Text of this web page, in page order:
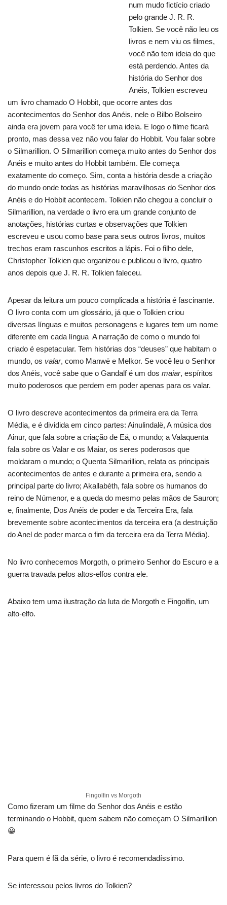
num mudo fictício criado
pelo grande J. R. R.
Tolkien. Se você não leu os
livros e nem viu os filmes,
você não tem ideia do que
está perdendo. Antes da
história do Senhor dos
Anéis, Tolkien escreveu
um livro chamado O Hobbit, que ocorre antes dos
acontecimentos do Senhor dos Anéis, nele o Bilbo Bolseiro
ainda era jovem para você ter uma ideia. E logo o filme ficará
pronto, mas dessa vez não vou falar do Hobbit. Vou falar sobre
o Silmarillion. O Silmarillion começa muito antes do Senhor dos
Anéis e muito antes do Hobbit também. Ele começa
exatamente do começo. Sim, conta a história desde a criação
do mundo onde todas as histórias maravilhosas do Senhor dos
Anéis e do Hobbit acontecem. Tolkien não chegou a concluir o
Silmarillion, na verdade o livro era um grande conjunto de
anotações, histórias curtas e observações que Tolkien
escreveu e usou como base para seus outros livros, muitos
trechos eram rascunhos escritos a lápis. Foi o filho dele,
Christopher Tolkien que organizou e publicou o livro, quatro
anos depois que J. R. R. Tolkien faleceu.
Apesar da leitura um pouco complicada a história é fascinante.
O livro conta com um glossário, já que o Tolkien criou
diversas línguas e muitos personagens e lugares tem um nome
diferente em cada língua A narração de como o mundo foi
criado é espetacular. Tem histórias dos “deuses” que habitam o
mundo, os valar, como Manwë e Melkor. Se você leu o Senhor
dos Anéis, você sabe que o Gandalf é um dos maiar, espíritos
muito poderosos que perdem em poder apenas para os valar.
O livro descreve acontecimentos da primeira era da Terra
Média, e é dividida em cinco partes: Ainulindalë, A música dos
Ainur, que fala sobre a criação de Eä, o mundo; a Valaquenta
fala sobre os Valar e os Maiar, os seres poderosos que
moldaram o mundo; o Quenta Silmarillion, relata os principais
acontecimentos de antes e durante a primeira era, sendo a
principal parte do livro; Akallabèth, fala sobre os humanos do
reino de Númenor, e a queda do mesmo pelas mãos de Sauron;
e, finalmente, Dos Anéis de poder e da Terceira Era, fala
brevemente sobre acontecimentos da terceira era (a destruição
do Anel de poder marca o fim da terceira era da Terra Média).
No livro conhecemos Morgoth, o primeiro Senhor do Escuro e a
guerra travada pelos altos-elfos contra ele.
Abaixo tem uma ilustração da luta de Morgoth e Fingolfin, um
alto-elfo.
Fingolfin vs Morgoth
Como fizeram um filme do Senhor dos Anéis e estão
terminando o Hobbit, quem sabem não começam O Silmarillion
😀
Para quem é fã da série, o livro é recomendadíssimo.
Se interessou pelos livros do Tolkien?